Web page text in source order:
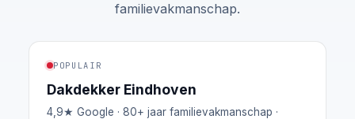
familievakmanschap.
POPULAIR
Dakdekker Eindhoven
4,9★ Google · 80+ jaar familievakmanschap ·